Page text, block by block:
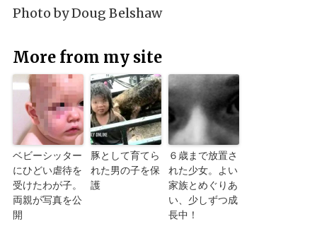
Photo byDoug Belshaw
More from my site
ベビーシッター
にひどい虐待を
受けたわが子。
両親が写真を公
開
豚として育てら
れた男の子を保
護
６歳まで放置さ
れた少女。よい
家族とめぐりあ
い、少しずつ成
長中！